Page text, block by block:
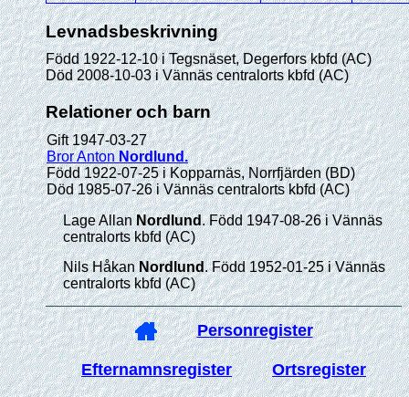
Levnadsbeskrivning
Född 1922-12-10 i Tegsnäset, Degerfors kbfd (AC)
Död 2008-10-03 i Vännäs centralorts kbfd (AC)
Relationer och barn
Gift 1947-03-27
Bror Anton Nordlund.
Född 1922-07-25 i Kopparnäs, Norrfjärden (BD)
Död 1985-07-26 i Vännäs centralorts kbfd (AC)
Lage Allan Nordlund. Född 1947-08-26 i Vännäs
centralorts kbfd (AC)
Nils Håkan Nordlund. Född 1952-01-25 i Vännäs
centralorts kbfd (AC)
Personregister
Efternamnsregister Ortsregister